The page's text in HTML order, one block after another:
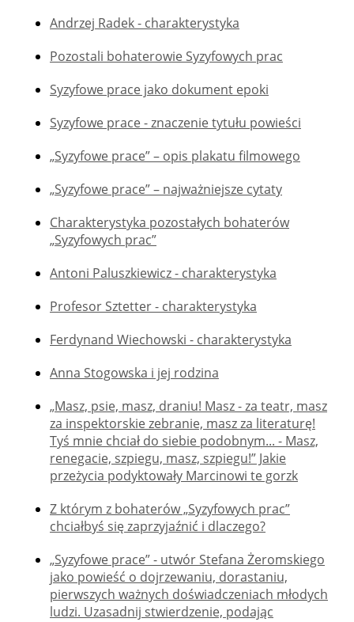
Andrzej Radek - charakterystyka
Pozostali bohaterowie Syzyfowych prac
Syzyfowe prace jako dokument epoki
Syzyfowe prace - znaczenie tytułu powieści
„Syzyfowe prace” – opis plakatu filmowego
„Syzyfowe prace” – najważniejsze cytaty
Charakterystyka pozostałych bohaterów
„Syzyfowych prac”
Antoni Paluszkiewicz - charakterystyka
Profesor Sztetter - charakterystyka
Ferdynand Wiechowski - charakterystyka
Anna Stogowska i jej rodzina
„Masz, psie, masz, draniu! Masz - za teatr, masz
za inspektorskie zebranie, masz za literaturę!
Tyś mnie chciał do siebie podobnym... - Masz,
renegacie, szpiegu, masz, szpiegu!” Jakie
przeżycia podyktowały Marcinowi te gorzk
Z którym z bohaterów „Syzyfowych prac”
chciałbyś się zaprzyjaźnić i dlaczego?
„Syzyfowe prace” - utwór Stefana Żeromskiego
jako powieść o dojrzewaniu, dorastaniu,
pierwszych ważnych doświadczeniach młodych
ludzi. Uzasadnij stwierdzenie, podając